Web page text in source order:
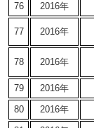
76 2016年
77 2016年
78 2016年
79
2016年
80
2016年